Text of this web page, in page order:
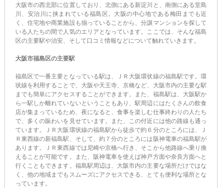
大阪市の西北部に位置しており、北側にある新淀川と、南側にある堂島
川、安治川に挟まれている福島区。大阪の中心地である梅田までも近
く、住宅地や商業施設も揃っていることから、分譲マンションを探して
いる人たちの間で人気のエリアとなっています。ここでは、そんな福島
区の主要駅や治安、そして口コミ情報などについて触れていきます。
大阪市福島区の主要駅
福島区で一番主要となっている駅は、ＪＲ大阪環状線の福島駅です。環
状線を利用することで、大阪や天王寺、京橋など、大阪市内の主要な駅
までも簡単にアクセスすることができます。また、福島駅は、大阪駅か
ら一駅しか離れていないということもあり、駅周辺にはたくさんの飲食
店が集まっているため、夜になると、食事を楽しむ仕事終わりの人たち
で、多くの賑わいを見せています。また、この付近には他の路線も通っ
ています。ＪＲ大阪環状線の福島駅から徒歩で約６分のところには、Ｊ
Ｒ東西線の新福島駅、そして、約７分のところには阪神電車の福島駅が
あります。ＪＲ東西線では尼崎や京橋へ行き、そこから他路線へ乗り換
えることが可能です。また、阪神電車を使えば神戸方面や奈良方面へと
行くこともできます。福島駅周辺は、大阪市内の主要な場所だけではな
く、他の地域までもスムーズにアクセスできる、とても便利な場所とな
っています。